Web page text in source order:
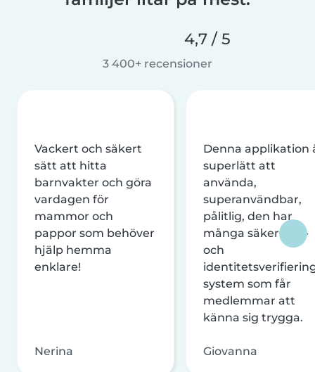
4,7 / 5
3 400+ recensioner
Vackert och säkert
sätt att hitta
barnvakter och göra
vardagen för
mammor och
pappor som behöver
hjälp hemma
enklare!
Nerina
Denna applikation
superlätt att
använda,
superanvändbar,
pålitlig, den har
många säkerhets-
och
system som får
medlemmar att
känna sig trygga.
Giovanna